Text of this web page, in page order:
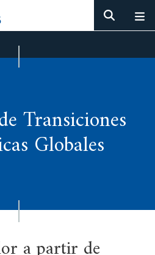
Transiciones
Globales